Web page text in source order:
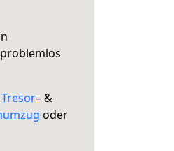
Tresor– &
oder